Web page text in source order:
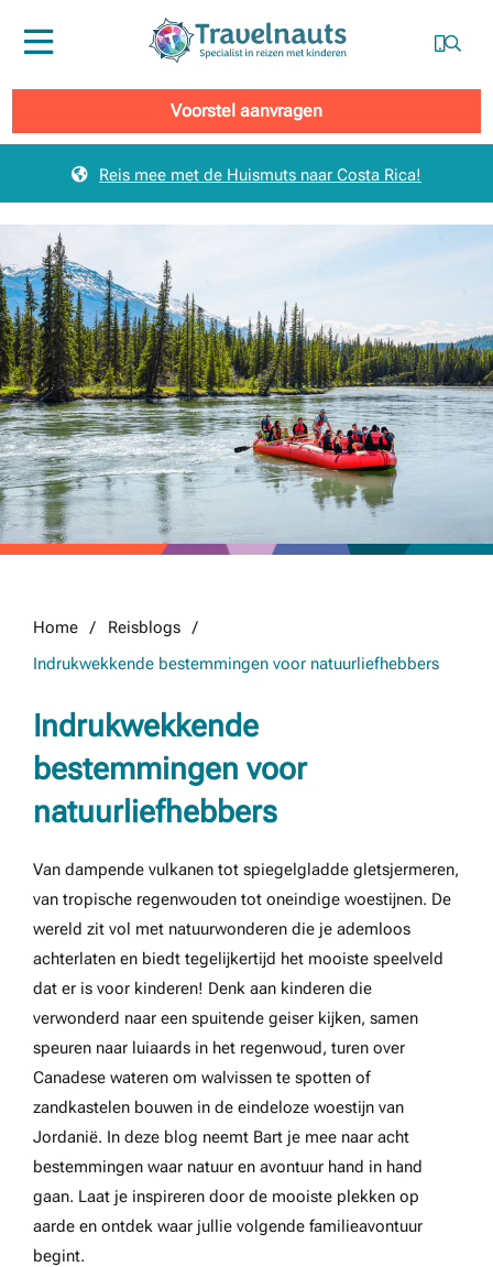
Voorstel aanvragen
Reis mee met de Huismuts naar Costa Rica!
Home
Reisblogs
Indrukwekkende bestemmingen voor natuurliefhebbers
Indrukwekkende
bestemmingen voor
natuurliefhebbers
Van dampende vulkanen tot spiegelgladde gletsjermeren,
van tropische regenwouden tot oneindige woestijnen. De
wereld zit vol met natuurwonderen die je ademloos
achterlaten en biedt tegelijkertijd het mooiste speelveld
dat er is voor kinderen! Denk aan kinderen die
verwonderd naar een spuitende geiser kijken, samen
speuren naar luiaards in het regenwoud, turen over
Canadese wateren om walvissen te spotten of
zandkastelen bouwen in de eindeloze woestijn van
Jordanië. In deze blog neemt Bart je mee naar acht
bestemmingen waar natuur en avontuur hand in hand
gaan. Laat je inspireren door de mooiste plekken op
aarde en ontdek waar jullie volgende familieavontuur
begint.